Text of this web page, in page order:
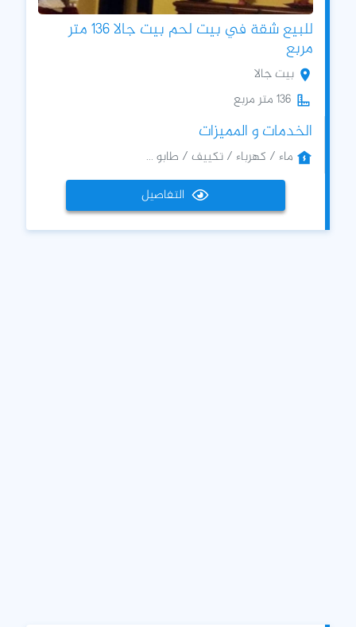
للبيع شقة في بيت لحم بيت جالا 136 متر
مربع
بيت جالا
136 متر مربع
الخدمات و المميزات
ماء / كهرباء / تكييف / طابو ...
التفاصيل